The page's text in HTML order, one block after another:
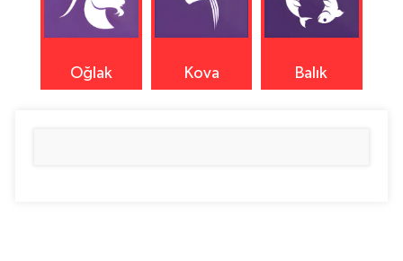
Oğlak Kova Balık